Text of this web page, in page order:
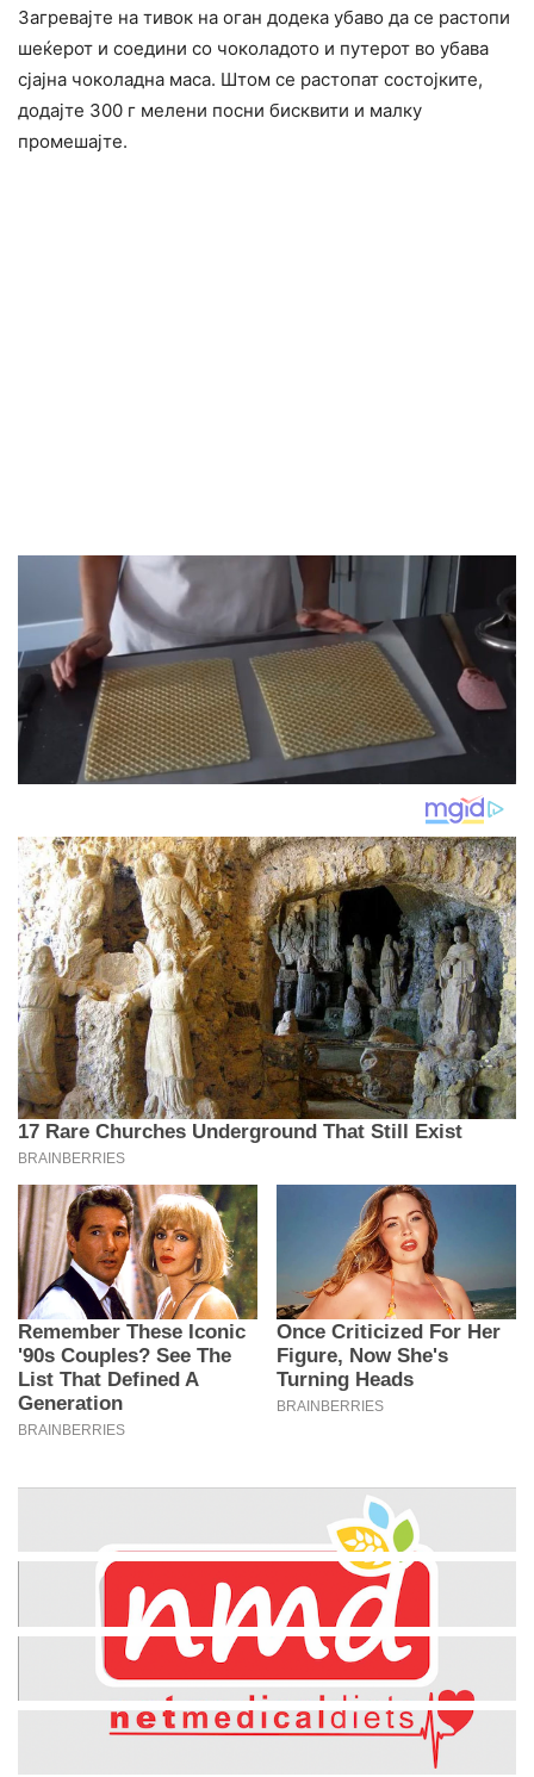
Загревајте на тивок на оган додека убаво да се растопи
шеќерот и соедини со чоколадото и путерот во убава
сјајна чоколадна маса. Штом се растопат состојките,
додајте 300 г мелени посни бисквити и малку
промешајте.